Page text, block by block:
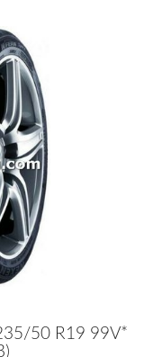
50 R19 99V*